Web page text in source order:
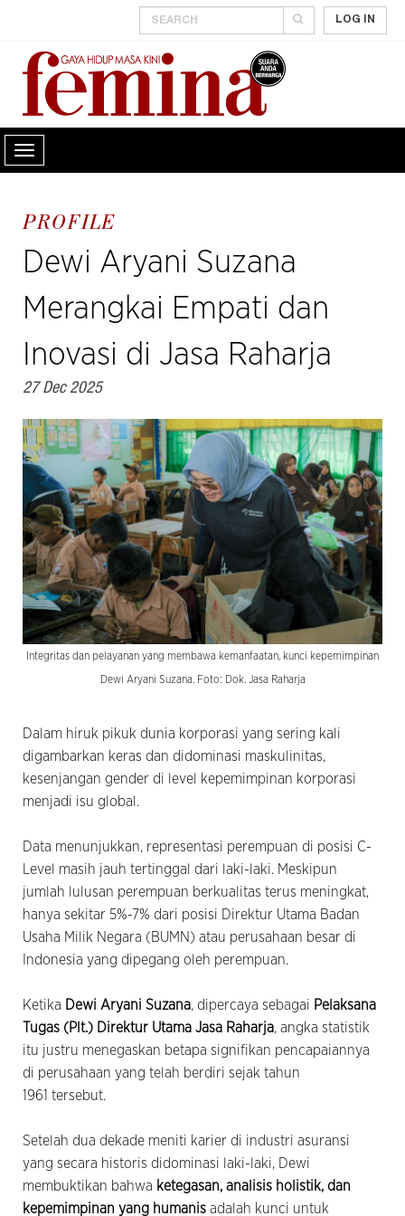
LOG IN
PROFILE
Dewi Aryani Suzana
Merangkai Empati dan
Inovasi di Jasa Raharja
27 Dec 2025
Integritas dan pelayanan yang membawa kemanfaatan, kunci kepemimpinan
Dewi Aryani Suzana. Foto: Dok. Jasa Raharja
Dalam hiruk pikuk dunia korporasi yang sering kali
digambarkan keras dan didominasi maskulinitas,
kesenjangan gender di level kepemimpinan korporasi
menjadi isu global.
Data menunjukkan, representasi perempuan di posisi C-
Level masih jauh tertinggal dari laki-laki. Meskipun
jumlah lulusan perempuan berkualitas terus meningkat,
hanya sekitar 5%-7% dari posisi Direktur Utama Badan
Usaha Milik Negara (BUMN) atau perusahaan besar di
Indonesia yang dipegang oleh perempuan.
Ketika Dewi Aryani Suzana, dipercaya sebagai Pelaksana
Tugas (Plt.) Direktur Utama Jasa Raharja, angka statistik
itu justru menegaskan betapa signifikan pencapaiannya
di perusahaan yang telah berdiri sejak tahun
1961 tersebut.
Setelah dua dekade meniti karier di industri asuransi
yang secara historis didominasi laki-laki, Dewi
membuktikan bahwa ketegasan, analisis holistik, dan
kepemimpinan yang humanis adalah kunci untuk